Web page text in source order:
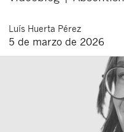
Luís Huerta Pérez
5 de marzo de 2026